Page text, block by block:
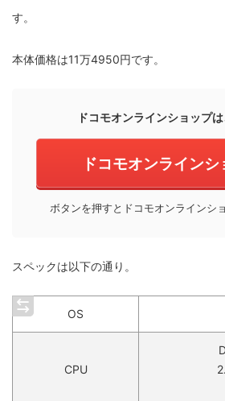
す。
本体価格は11万4950円です。
ドコモオンラインショップ
ドコモオンラインシ
ボタンを押すとドコモオンラインシ
スペックは以下の通り。
OS
CPU